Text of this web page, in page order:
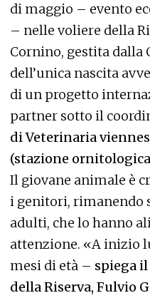
di maggio – evento
– nelle voliere della
Cornino, gestita dalla
dell’unica nascita
di un progetto
partner sotto il
di Veterinaria
(stazione
Il giovane animale è
i genitori, rimanendo
adulti, che lo hanno
attenzione. «A inizio
mesi di età – spiega
della Riserva, Fulvio